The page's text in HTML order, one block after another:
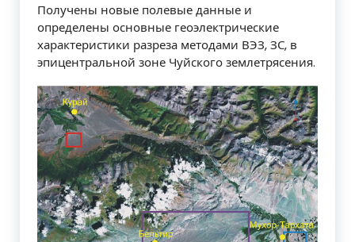
Получены новые полевые данные и
определены основные геоэлектрические
характеристики разреза методами ВЭЗ, ЗС, в
эпицентральной зоне Чуйского землетрясения.